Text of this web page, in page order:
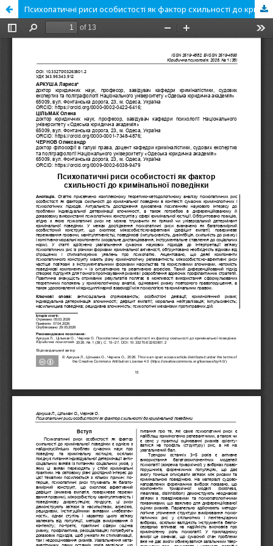
Психопатичні риси особистості як фактор схильності до кримінальної поведінки